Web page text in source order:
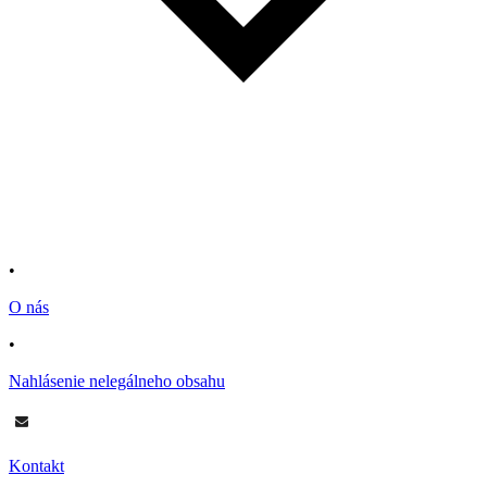
•
O nás
•
Nahlásenie nelegálneho obsahu
Kontakt